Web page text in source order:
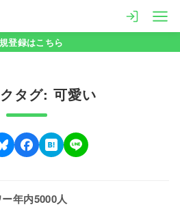
登録はこちら
タグ: 可愛い
年内5000人